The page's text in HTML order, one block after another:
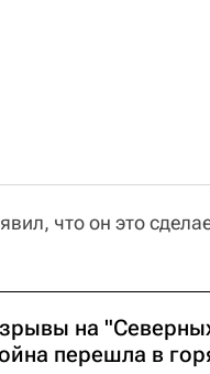
что он это
на
перешла в